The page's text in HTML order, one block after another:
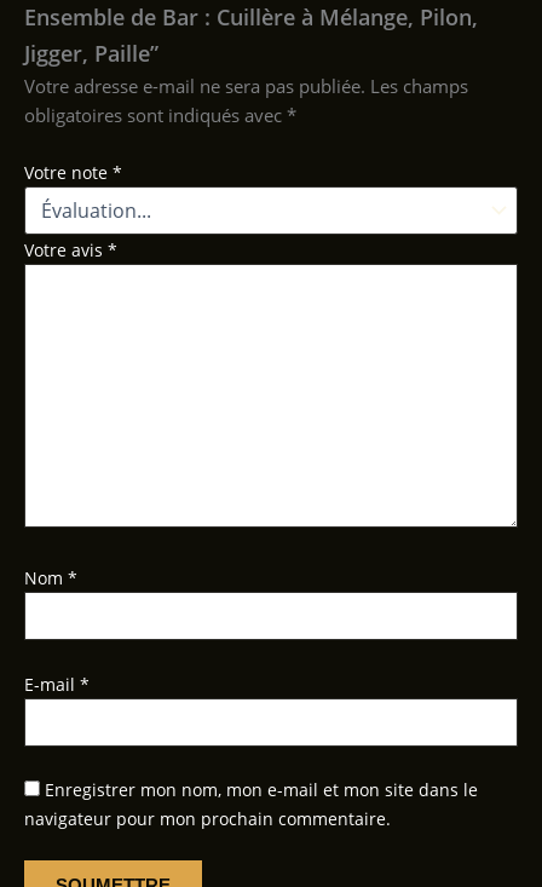
Ensemble de Bar : Cuillère à Mélange, Pilon,
Jigger, Paille”
Votre adresse e-mail ne sera pas publiée. Les champs
obligatoires sont indiqués avec *
Votre note *
Votre avis *
Nom *
E-mail *
Enregistrer mon nom, mon e-mail et mon site dans le
navigateur pour mon prochain commentaire.